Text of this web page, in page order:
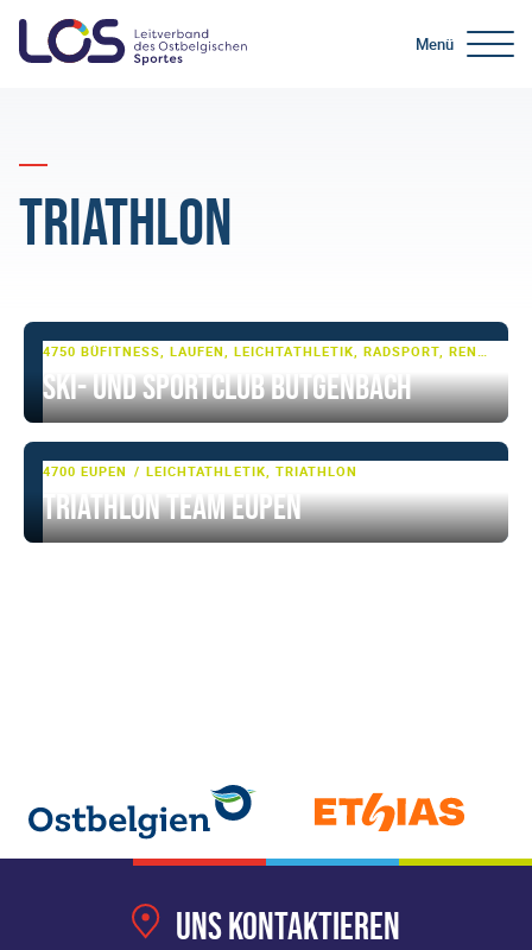
Menü
Triathlon
4750 BÜTGENBACH
Ski- und Sportclub Bütgenbach
4700 EUPEN LEICHTATHLETIK, TRIATHLON
Triathlon Team Eupen
Uns kontaktieren